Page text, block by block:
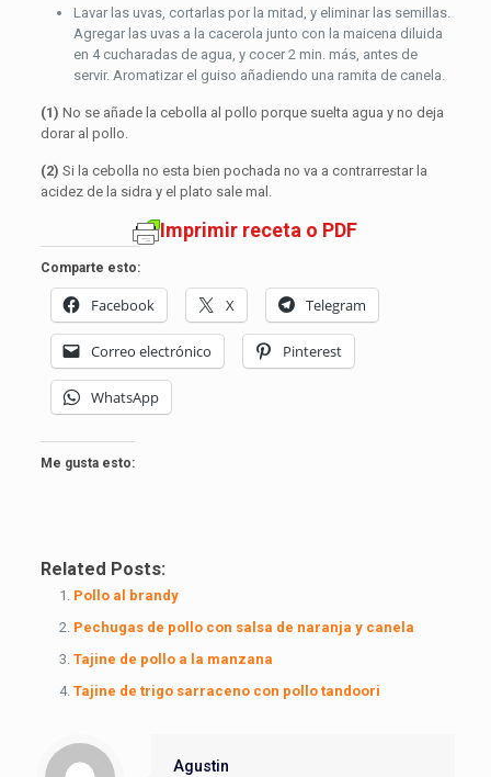
Lavar las uvas, cortarlas por la mitad, y eliminar las semillas.
Agregar las uvas a la cacerola junto con la maicena diluida
en 4 cucharadas de agua, y cocer 2 min. más, antes de
servir. Aromatizar el guiso añadiendo una ramita de canela.
(1) No se añade la cebolla al pollo porque suelta agua y no deja
dorar al pollo.
(2) Si la cebolla no esta bien pochada no va a contrarrestar la
acidez de la sidra y el plato sale mal.
Imprimir receta o PDF
Comparte esto:
Facebook X Telegram
Correo electrónico Pinterest
WhatsApp
Me gusta esto:
Related Posts:
Pollo al brandy
Pechugas de pollo con salsa de naranja y canela
Tajine de pollo a la manzana
Tajine de trigo sarraceno con pollo tandoori
Agustin